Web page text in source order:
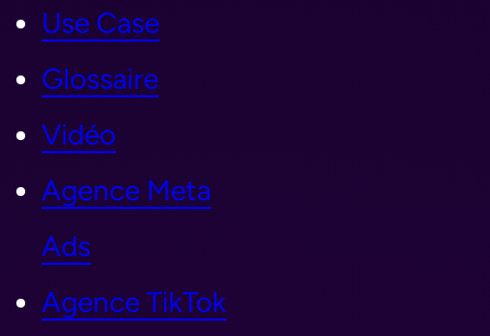
Use Case
Glossaire
Vidéo
Agence Meta
Ads
Agence TikTok